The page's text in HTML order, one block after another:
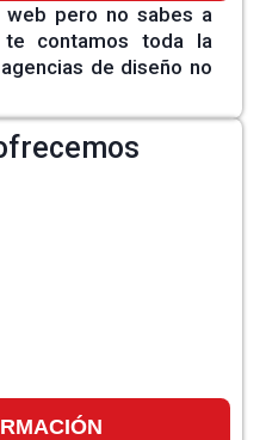
pero no sabes a
te contamos toda la
de diseño no